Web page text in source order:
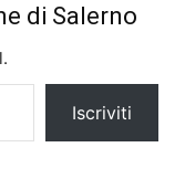
di Salerno
Iscriviti